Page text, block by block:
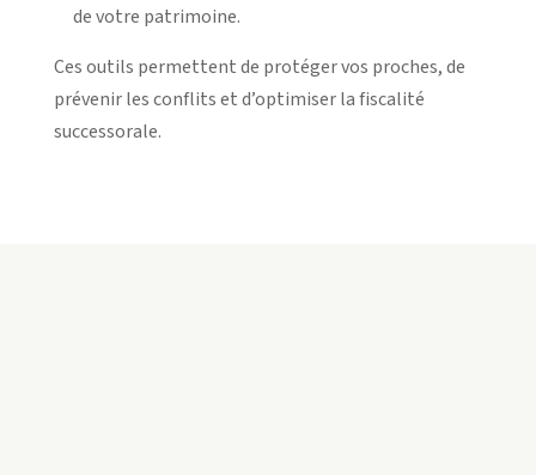
de votre patrimoine.
Ces outils permettent de protéger vos proches, de
prévenir les conflits et d’optimiser la fiscalité
successorale.